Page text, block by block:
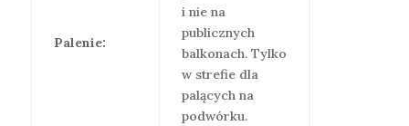
Palenie:
i nie na
publicznych
balkonach. Tylko
w strefie dla
palących na
podwórku.